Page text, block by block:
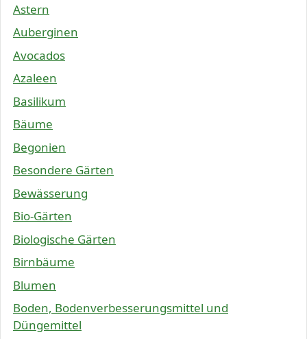
Astern
Auberginen
Avocados
Azaleen
Basilikum
Bäume
Begonien
Besondere Gärten
Bewässerung
Bio-Gärten
Biologische Gärten
Birnbäume
Blumen
Boden, Bodenverbesserungsmittel und
Düngemittel